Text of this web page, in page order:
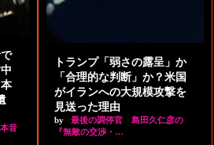
音
トランプ「弱さの露呈」か
「合理的な判断」か？米国
がイランへの大規模攻撃を
見送った理由
by
最後の調停官 島田久仁彦の
『無敵の交渉・…